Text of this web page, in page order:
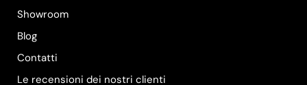
Showroom
Blog
Contatti
Le recensioni dei nostri clienti